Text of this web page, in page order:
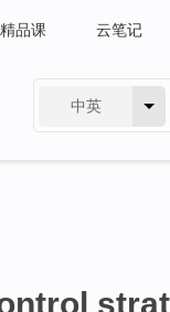
品课 云笔记
中英